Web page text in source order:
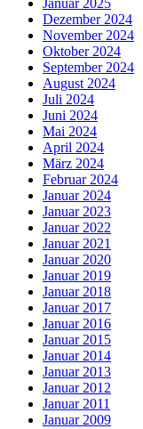
Januar 2025
Dezember 2024
November 2024
Oktober 2024
September 2024
August 2024
Juli 2024
Juni 2024
Mai 2024
April 2024
März 2024
Februar 2024
Januar 2024
Januar 2023
Januar 2022
Januar 2021
Januar 2020
Januar 2019
Januar 2018
Januar 2017
Januar 2016
Januar 2015
Januar 2014
Januar 2013
Januar 2012
Januar 2011
Januar 2009